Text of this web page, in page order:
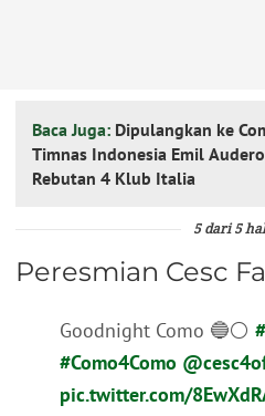
Baca Juga: Dipulangkan ke
Timnas Indonesia Emil
Rebutan 4 Klub Italia
5 dari 5
Peresmian Cesc
Goodnight Como 🔵⚪
#Como4Como
pic.twitter.com/